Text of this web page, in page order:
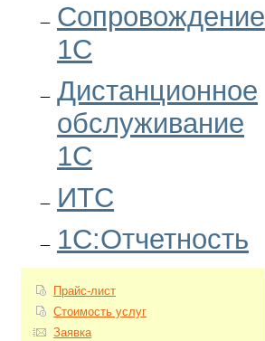
Сопровождение
1С
Дистанционное
обслуживание
1С
ИТС
1С:Отчетность
Прайс-лист
Стоимость услуг
Заявка